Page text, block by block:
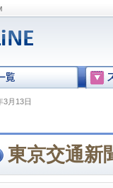
3月13日
東京交通新